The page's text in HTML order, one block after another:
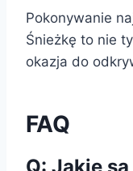
Pokonywanie
Śnieżkę to nie
okazja do
FAQ
Q: Jakie